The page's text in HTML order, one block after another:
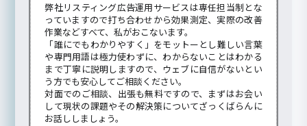
弊社リスティング広告運用サービスは専任担当制とな
っていますので打ち合わせから効果測定、実際の改善
作業などすべて、私がおこないます。
「誰にでもわかりやすく」をモットーとし難しい言葉
や専門用語は極力使わずに、わからないことはわかる
まで丁寧に説明しますので、ウェブに自信がないとい
う方でも安心してご相談ください。
対面でのご相談、出張も無料ですので、まずはお会い
して現状の課題やその解決策についてざっくばらんに
お話ししましょう。